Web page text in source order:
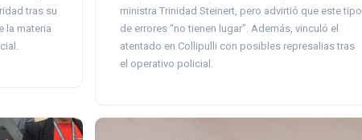
tras su
la materia
ministra Trinidad Steinert, pero advirtió que este tipo
de errores “no tienen lugar”. Además, vinculó el
atentado en Collipulli con posibles represalias tras
el operativo policial.